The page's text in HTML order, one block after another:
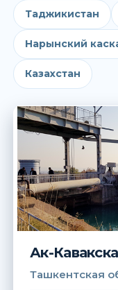
Таджикистан
Нарынский
Казахстан
Ак-
Ташкентская